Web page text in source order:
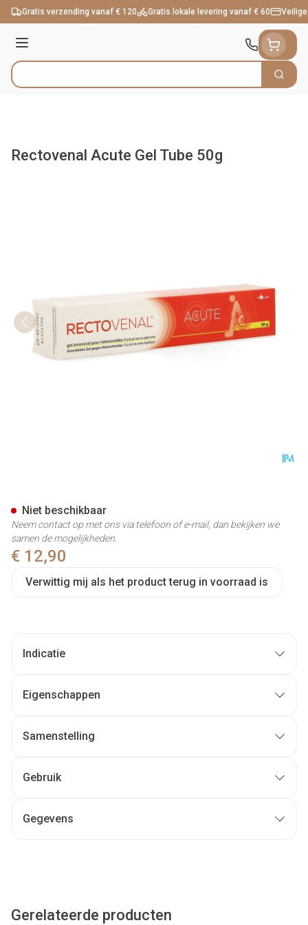
Ga naar de inhoud
Gratis verzending vanaf € 120 Gratis lokale levering vanaf € 60
Menu
Product, merk, categorie... Zoek
Rectovenal Acute Gel Tube 50g
€ 12,90
Verwittig mij als het product terug in voorraad is
Niet beschikbaar
Neem contact op met ons via telefoon of e-mail, dan bekijken we
samen de mogelijkheden.
Indicatie
Eigenschappen
Samenstelling
Gebruik
Gegevens
Gerelateerde producten